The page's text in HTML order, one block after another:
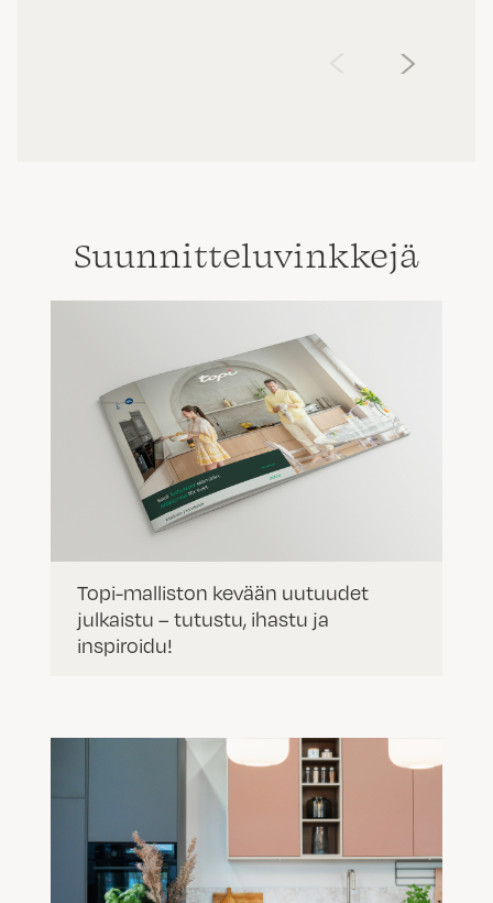
›
Suunnittelu­vinkkejä
Topi-malliston kevään uutuudet
julkaistu – tutustu, ihastu ja
inspiroidu!